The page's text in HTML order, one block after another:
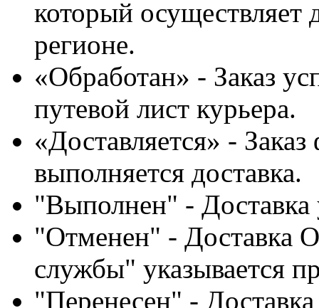
который осуществляет
регионе.
«Обработан» - Заказ
путевой лист курьера.
«Доставляется» -
выполняется доставка.
"Выполнен" -
"Отменен" - Доставка
службы" указывается
"Перенесен" -